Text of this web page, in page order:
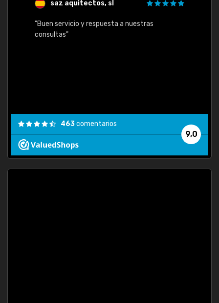
saz aquitectos, sl
"Buen servicio y respuesta a nuestras
consultas"
9,0
463comentarios